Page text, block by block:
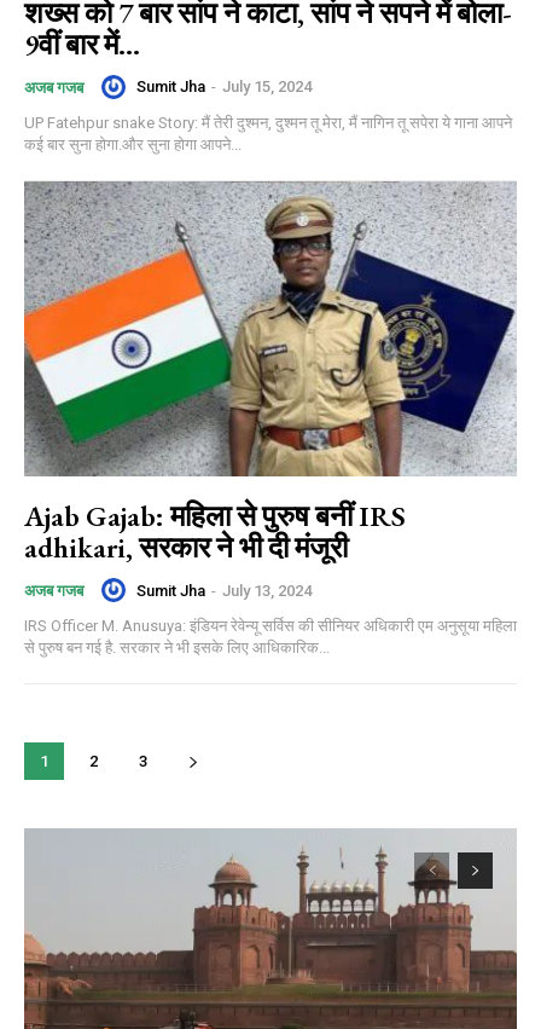
शख्स को 7 बार सांप ने काटा, सांप ने सपने में बोला-
9वीं बार में...
अजब गजब Sumit Jha - July 15, 2024
UP Fatehpur snake Story: मैं तेरी दुश्मन, दुश्मन तू मेरा, मैं नागिन तू सपेरा ये गाना आपने
कई बार सुना होगा.और सुना होगा आपने...
Ajab Gajab: महिला से पुरुष बनीं IRS
adhikari, सरकार ने भी दी मंजूरी
अजब गजब Sumit Jha - July 13, 2024
IRS Officer M. Anusuya: इंडियन रेवेन्यू सर्विस की सीनियर अधिकारी एम अनुसूया महिला
से पुरुष बन गई है. सरकार ने भी इसके लिए आधिकारिक...
1 2 3